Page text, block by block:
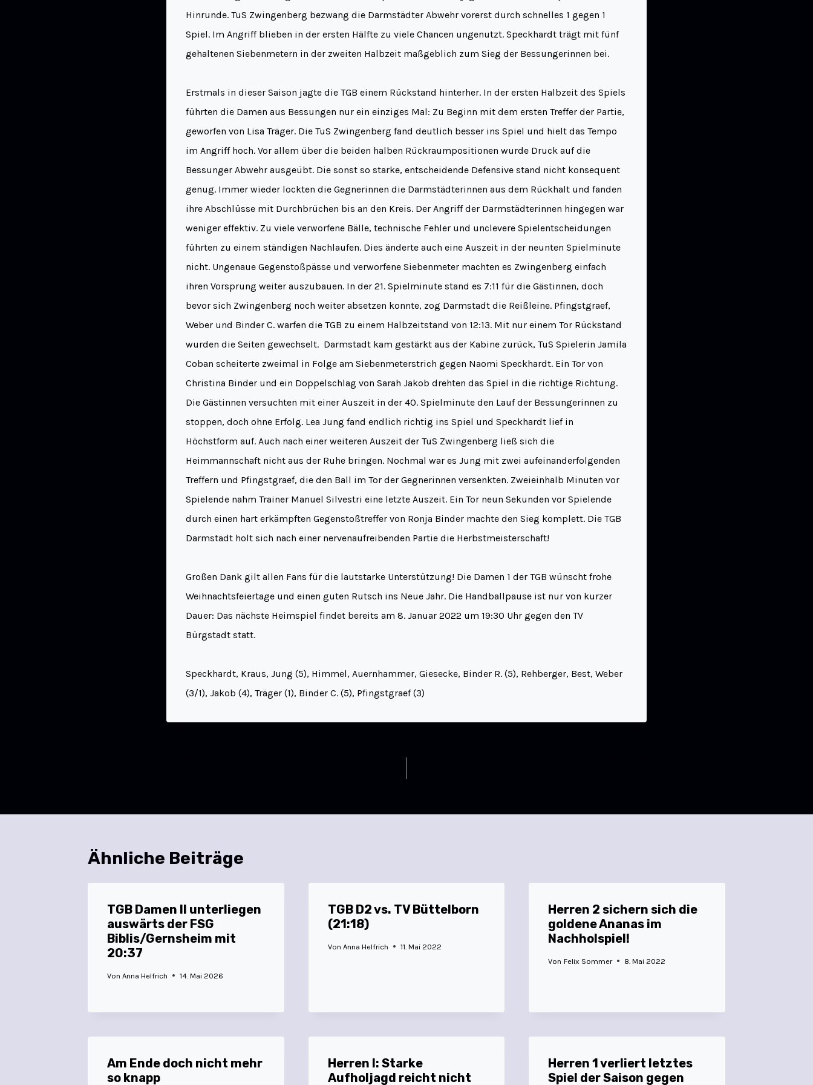
Hinrunde. TuS Zwingenberg bezwang die Darmstädter Abwehr vorerst durch schnelles 1 gegen 1
Spiel. Im Angriff blieben in der ersten Hälfte zu viele Chancen ungenutzt. Speckhardt trägt mit fünf
gehaltenen Siebenmetern in der zweiten Halbzeit maßgeblich zum Sieg der Bessungerinnen bei.
Erstmals in dieser Saison jagte die TGB einem Rückstand hinterher. In der ersten Halbzeit des Spiels
führten die Damen aus Bessungen nur ein einziges Mal: Zu Beginn mit dem ersten Treffer der Partie,
geworfen von Lisa Träger. Die TuS Zwingenberg fand deutlich besser ins Spiel und hielt das Tempo
im Angriff hoch. Vor allem über die beiden halben Rückraumpositionen wurde Druck auf die
Bessunger Abwehr ausgeübt. Die sonst so starke, entscheidende Defensive stand nicht konsequent
genug. Immer wieder lockten die Gegnerinnen die Darmstädterinnen aus dem Rückhalt und fanden
ihre Abschlüsse mit Durchbrüchen bis an den Kreis. Der Angriff der Darmstädterinnen hingegen war
weniger effektiv. Zu viele verworfene Bälle, technische Fehler und unclevere Spielentscheidungen
führten zu einem ständigen Nachlaufen. Dies änderte auch eine Auszeit in der neunten Spielminute
nicht. Ungenaue Gegenstoßpässe und verworfene Siebenmeter machten es Zwingenberg einfach
ihren Vorsprung weiter auszubauen. In der 21. Spielminute stand es 7:11 für die Gästinnen, doch
bevor sich Zwingenberg noch weiter absetzen konnte, zog Darmstadt die Reißleine. Pfingstgraef,
Weber und Binder C. warfen die TGB zu einem Halbzeitstand von 12:13. Mit nur einem Tor Rückstand
wurden die Seiten gewechselt. Darmstadt kam gestärkt aus der Kabine zurück, TuS Spielerin Jamila
Coban scheiterte zweimal in Folge am Siebenmeterstrich gegen Naomi Speckhardt. Ein Tor von
Christina Binder und ein Doppelschlag von Sarah Jakob drehten das Spiel in die richtige Richtung.
Die Gästinnen versuchten mit einer Auszeit in der 40. Spielminute den Lauf der Bessungerinnen zu
stoppen, doch ohne Erfolg. Lea Jung fand endlich richtig ins Spiel und Speckhardt lief in
Höchstform auf. Auch nach einer weiteren Auszeit der TuS Zwingenberg ließ sich die
Heimmannschaft nicht aus der Ruhe bringen. Nochmal war es Jung mit zwei aufeinanderfolgenden
Treffern und Pfingstgraef, die den Ball im Tor der Gegnerinnen versenkten. Zweieinhalb Minuten vor
Spielende nahm Trainer Manuel Silvestri eine letzte Auszeit. Ein Tor neun Sekunden vor Spielende
durch einen hart erkämpften Gegenstoßtreffer von Ronja Binder machte den Sieg komplett. Die TGB
Darmstadt holt sich nach einer nervenaufreibenden Partie die Herbstmeisterschaft!
Großen Dank gilt allen Fans für die lautstarke Unterstützung! Die Damen 1 der TGB wünscht frohe
Weihnachtsfeiertage und einen guten Rutsch ins Neue Jahr. Die Handballpause ist nur von kurzer
Dauer: Das nächste Heimspiel findet bereits am 8. Januar 2022 um 19:30 Uhr gegen den TV
Bürgstadt statt.
Speckhardt, Kraus, Jung (5), Himmel, Auernhammer, Giesecke, Binder R. (5), Rehberger, Best, Weber
(3/1), Jakob (4), Träger (1), Binder C. (5), Pfingstgraef (3)
Ähnliche Beiträge
TGB Damen II unterliegen
auswärts der FSG
Biblis/Gernsheim mit
20:37
Von Anna Helfrich 14. Mai 2026
TGB D2 vs. TV Büttelborn
(21:18)
Von Anna Helfrich 11. Mai 2022
Herren 2 sichern sich die
goldene Ananas im
Nachholspiel!
Von Felix Sommer 8. Mai 2022
Am Ende doch nicht mehr
so knapp
Herren I: Starke
Aufholjagd reicht nicht
Herren 1 verliert letztes
Spiel der Saison gegen